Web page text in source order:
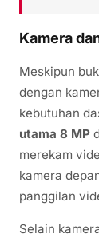
Kamera
Meskipun
dengan
kebutuhan
utama 8 MP
merekam
kamera
panggilan
Selain